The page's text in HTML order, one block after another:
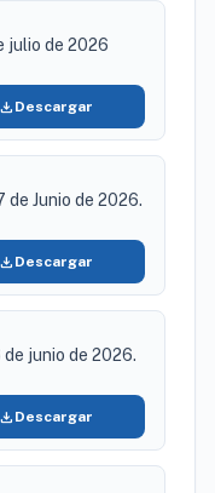
julio de 2026
download Descargar
de Junio de 2026.
download Descargar
de junio de 2026.
download Descargar